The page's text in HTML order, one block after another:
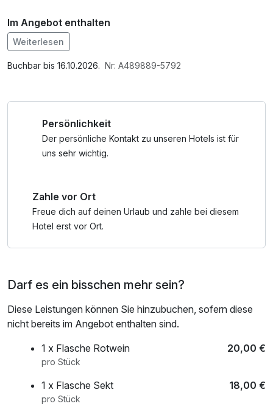
Im Angebot enthalten
1 Flasche Mineralwasser, W-LAN Nutzung /
Internetnutzung, kostenfreie Nutzung öffentl. Nahverkehr
Weiterlesen
Buchbar bis 16.10.2026. Nr: A489889-5792
Persönlichkeit
Der persönliche Kontakt zu unseren Hotels ist für
uns sehr wichtig.
Zahle vor Ort
Freue dich auf deinen Urlaub und zahle bei diesem
Hotel erst vor Ort.
Darf es ein bisschen mehr sein?
Diese Leistungen können Sie hinzubuchen, sofern diese
nicht bereits im Angebot enthalten sind.
1 x Flasche Rotwein
20,00 €
pro Stück
1 x Flasche Sekt 18,00 €
pro Stück